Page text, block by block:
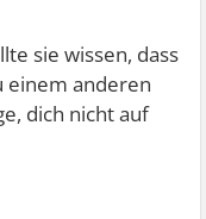
sie wissen, dass
einem anderen
dich nicht auf